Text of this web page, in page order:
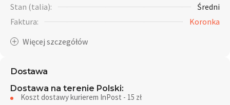
Stan (talia):
Średni
Faktura:
Koronka
Dostawa
Dostawa na terenie Polski:
Koszt dostawy kurierem InPost - 15 zł